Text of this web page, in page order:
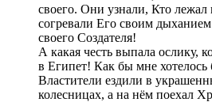
своего. Они узнали, Кто лежал
согревали Его своим
своего Создателя!
А какая честь выпала ослику,
в Египет! Как бы мне хотелось
Властители ездили в
колесницах, а на нём поехал